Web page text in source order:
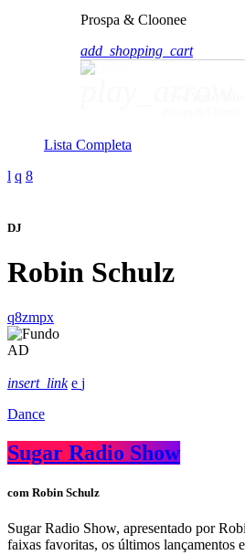
Prospa & Cloonee
add_shopping_cart
Lista Completa
DJ
Robin Schulz
AD
insert_link
Dance
Sugar Radio Show
com Robin Schulz
Sugar Radio Show, apresentado por
faixas favoritas, os últimos lançamentos